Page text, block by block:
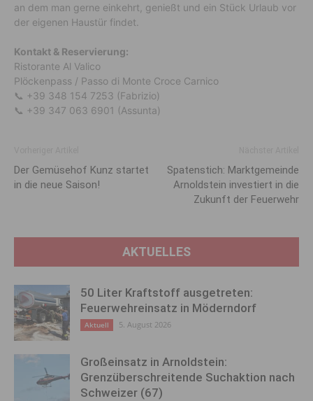
an dem man gerne einkehrt, genießt und ein Stück Urlaub vor
der eigenen Haustür findet.
Kontakt & Reservierung:
Ristorante Al Valico
Plöckenpass / Passo di Monte Croce Carnico
📞 +39 348 154 7253 (Fabrizio)
📞 +39 347 063 6901 (Assunta)
Der Gemüsehof Kunz startet
in die neue Saison!
Spatenstich: Marktgemeinde
Arnoldstein investiert in die
Zukunft der Feuerwehr
AKTUELLES
50 Liter Kraftstoff ausgetreten:
Feuerwehreinsatz in Möderndorf
Aktuell 5. August 2026
Großeinsatz in Arnoldstein:
Grenzüberschreitende Suchaktion nach
Schweizer (67)